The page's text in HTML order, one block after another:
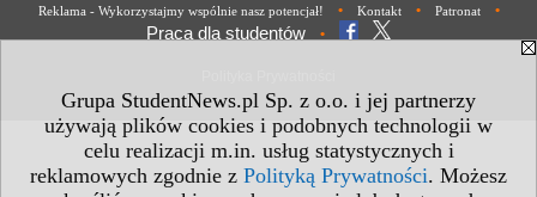
Grupa StudentNews.pl Sp. z o.o. i jej partnerzy
używają plików cookies i podobnych technologii w
celu realizacji m.in. usług statystycznych i
reklamowych zgodnie z Polityką Prywatności. Możesz
Reklama - Wykorzystajmy wspólnie nasz potencjał! • Kontakt • Patronat •
Praca dla studentów •